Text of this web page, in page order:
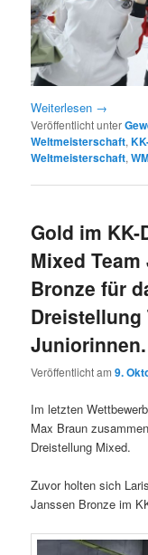
Weiterlesen →
Veröffentlicht unter
Weltmeisterschaft,
Weltmeisterschaft,
Gold im
Mixed
Bronze für
Dreistellung
Juniorinnen.
Veröffentlicht am9.
Im letzten
Max Braun
Dreistellung Mixed.
Zuvor holten sich
Janssen Bronze im